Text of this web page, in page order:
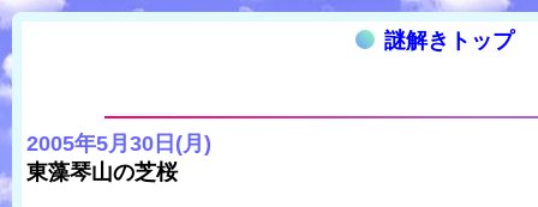
謎解きトップ
2005年5月30日(月)
東藻琴山の芝桜